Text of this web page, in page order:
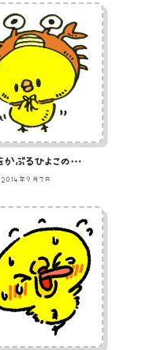
甲殻類をかぶるひよこのイラスト
2014年9月7日